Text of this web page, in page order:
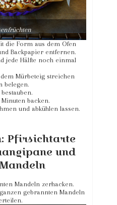
die Form aus dem Ofen
Backpapier entfernen.
jede Hälfte noch einmal
Mürbeteig streichen
belegen.
backen.
und abkühlen lassen.
Pfirsichtarte
und
Mandeln zerhacken.
gebrannten Mandeln